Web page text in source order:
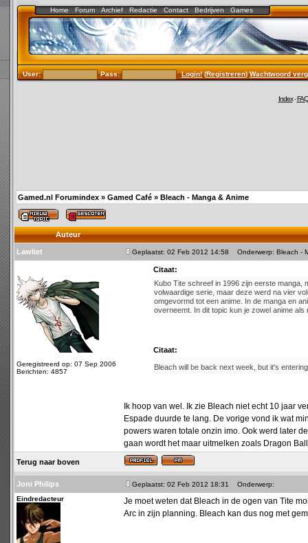
Home Forum Archief Redactie Contact Bedrijven Games
User: Pass: Login!(Registreren)Wachtwoord
Index-FAQ
Gamed.nl Forumindex » Gamed Café » Bleach - Manga & Anime
Auteur
Lawliet Geplaatst: 02 Feb 2012 14:58 Onderwerp: Bleach -
Geregistreerd op: 07 Sep 2006
Berichten: 4857
Citaat:
Kubo Tite schreef in 1996 zijn eerste manga,
volwaardige serie, maar deze werd na vier
omgevormd tot een anime. In de manga en
overneemt. In dit topic kun je zowel anime
Citaat:
Bleach will be back next week, but it's
Ik hoop van wel. Ik zie Bleach niet echt 10 jaar
Espade duurde te lang. De vorige vond ik wat
powers waren totale onzin imo. Ook werd later
gaan wordt het maar uitmelken zoals Dragon Ball
Terug naar boven
Joni Philips Geplaatst: 02 Feb 2012 18:31
Onderwerp:
Eindredacteur
Je moet weten dat Bleach in de ogen van Tite
Arc in zijn planning. Bleach kan dus nog met